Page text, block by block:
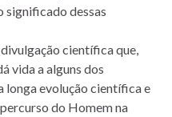
significado dessas
científica que,
vida a alguns dos
longa evolução científica e
do Homem na